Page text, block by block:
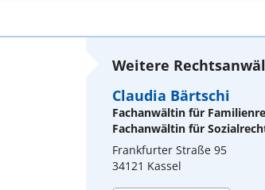
Weitere
Claudia Bärtschi
Fachanwältin für
Fachanwältin für
Frankfurter Straße 95
34121 Kassel